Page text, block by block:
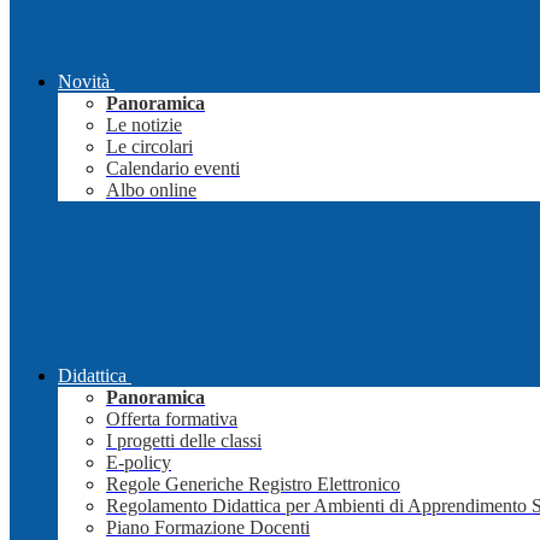
Novità
Panoramica
Le notizie
Le circolari
Calendario eventi
Albo online
Didattica
Panoramica
Offerta formativa
I progetti delle classi
E-policy
Regole Generiche Registro Elettronico
Regolamento Didattica per Ambienti di Apprendimento
Piano Formazione Docenti